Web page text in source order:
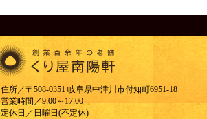
住所／〒508-0351 岐阜県中津川市付知町6951-18
営業時間／9:00～17:00
定休日／日曜日(不定休)